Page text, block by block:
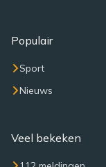
Populair
Sport
Nieuws
Veel bekeken